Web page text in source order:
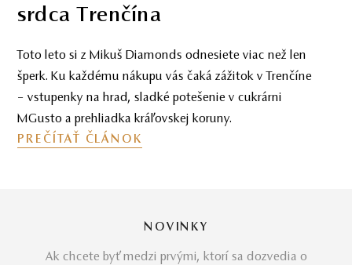
bez marketingových obalov
Odborný pohľad na investičné diamanty – bez
marketingových obalov. Ako rozpoznať reálnu
hodnotu, vyhnúť sa preplateniu a investovať s
rozumom.
PREČÍTAŤ ČLÁNOK
NOVINKY
Ak chcete byť medzi prvými, ktorí sa dozvedia o